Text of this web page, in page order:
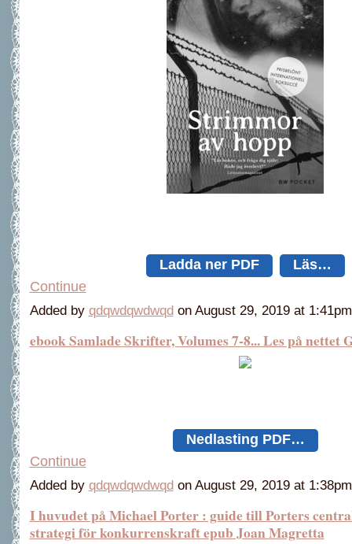
Ladda ner PDF
Läs…
Continue
Added by qdqwdqwdwqd on August 29, 2019 at
ebook Samlade Skrifter, Volumes 7-8... Les på nettet
Nedlasting PDF…
Continue
Added by qdqwdqwdwqd on August 29, 2019 at
I huvudet på Michael Porter : guide till Porters
strategi för konkurrenskraft epub Joan Magretta